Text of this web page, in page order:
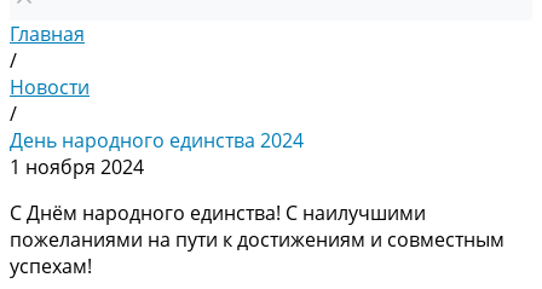
Главная
/
Новости
/
День народного единства 2024
1 ноября 2024
С Днём народного единства! С наилучшими
пожеланиями на пути к достижениям и совместным
успехам!